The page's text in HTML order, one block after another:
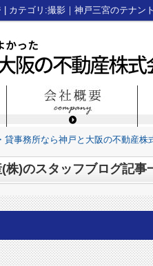
貸事務所なら神戸と大阪の不動産株
株)のスタッフブログ記事